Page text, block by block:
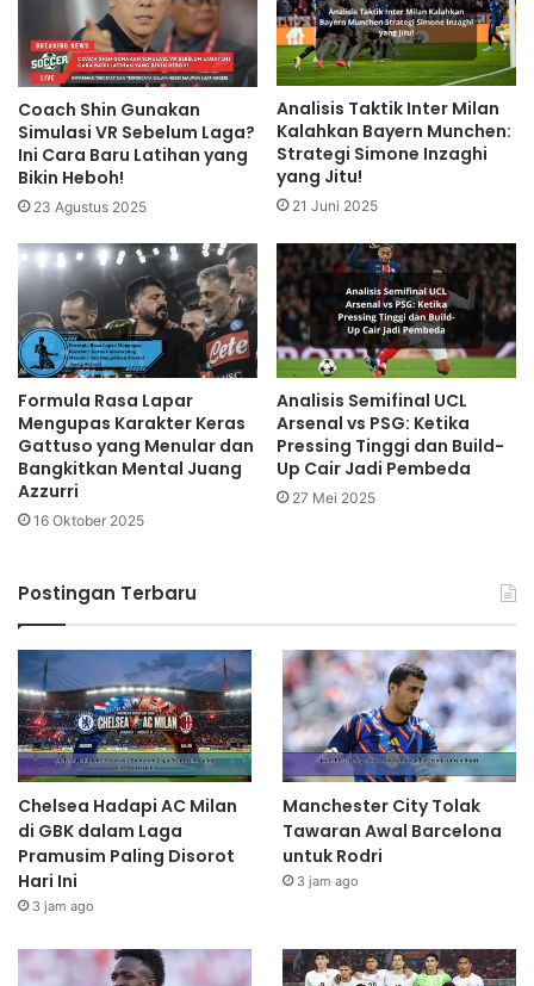
Coach Shin Gunakan
Simulasi VR Sebelum Laga?
Ini Cara Baru Latihan yang
Bikin Heboh!
23 Agustus 2025
Analisis Taktik Inter Milan
Kalahkan Bayern Munchen:
Strategi Simone Inzaghi
yang Jitu!
21 Juni 2025
Formula Rasa Lapar
Mengupas Karakter Keras
Gattuso yang Menular dan
Bangkitkan Mental Juang
Azzurri
16 Oktober 2025
Analisis Semifinal UCL
Arsenal vs PSG: Ketika
Pressing Tinggi dan Build-
Up Cair Jadi Pembeda
27 Mei 2025
Postingan Terbaru
Chelsea Hadapi AC Milan
di GBK dalam Laga
Pramusim Paling Disorot
Hari Ini
3 jam ago
Manchester City Tolak
Tawaran Awal Barcelona
untuk Rodri
3 jam ago